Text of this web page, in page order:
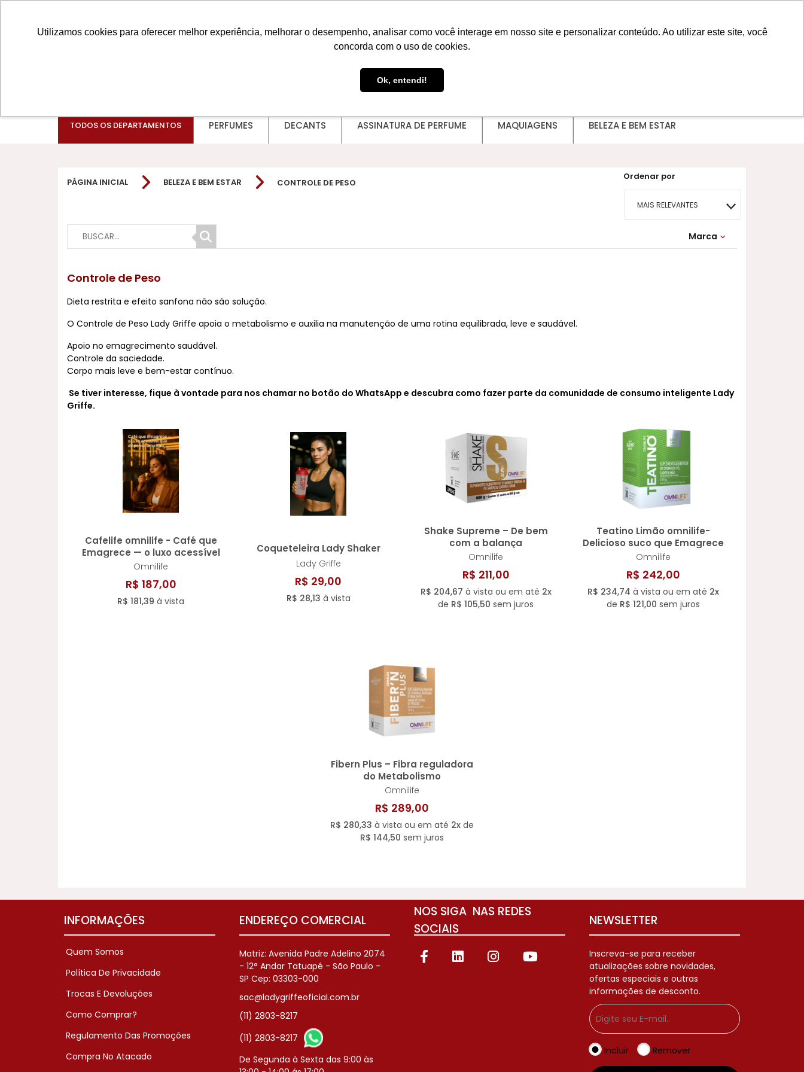
Utilizamos cookies para oferecer melhor experiência, melhorar o desempenho, analisar como você interage em nosso site e personalizar conteúdo. Ao utilizar este site, você
concorda com o uso de cookies.
Ok, entendi!
TODOS OS DEPARTAMENTOS PERFUMES DECANTS ASSINATURA DE PERFUME MAQUIAGENS BELEZA E BEM ESTAR
PÁGINA INICIAL BELEZA E BEM ESTAR CONTROLE DE PESO
Ordenar por
MAIS RELEVANTES
MAIS VENDIDOSMarca
Controle de Peso
Dieta restrita e efeito sanfona não são solução.
O Controle de Peso Lady Griffe apoia o metabolismo e auxilia na manutenção de uma rotina equilibrada, leve e saudável.
Apoio no emagrecimento saudável.
Controle da saciedade.
Corpo mais leve e bem-estar contínuo.
Se tiver interesse, fique à vontade para nos chamar no botão do WhatsApp e descubra como fazer parte da comunidade de consumo inteligente Lady
Griffe.
Cafelife omnilife - Café que
Emagrece — o luxo acessível
que dispensa uma lipo
Omnilife
R$ 187,00
R$ 181,39 à vista
Coqueteleira Lady Shaker
Lady Griffe
R$ 29,00
R$ 28,13 à vista
Shake Supreme – De bem
com a balança
Omnilife
R$ 211,00
R$ 204,67 à vista ou em até 2x
de R$ 105,50 sem juros
Teatino Limão omnilife-
Delicioso suco que Emagrece
Omnilife
R$ 242,00
R$ 234,74 à vista ou em até 2x
de R$ 121,00 sem juros
Fibern Plus – Fibra reguladora
do Metabolismo
Omnilife
R$ 289,00
R$ 280,33 à vista ou em até 2x de
R$ 144,50 sem juros
INFORMAÇÕES
Quem Somos
Política De Privacidade
Trocas E Devoluções
Como Comprar?
Regulamento Das Promoções
Compra No Atacado
ENDEREÇO COMERCIAL
Matriz: Avenida Padre Adelino 2074
- 12° Andar Tatuapé - São Paulo -
SP Cep: 03303-000
sac@ladygriffeoficial.com.br
(11) 2803-8217
(11) 2803-8217
De Segunda à Sexta das 9:00 às
NOS SIGA NAS REDES
SOCIAIS
NEWSLETTER
Inscreva-se para receber
atualizações sobre novidades,
ofertas especiais e outras
informações de desconto.
Incluir Remover